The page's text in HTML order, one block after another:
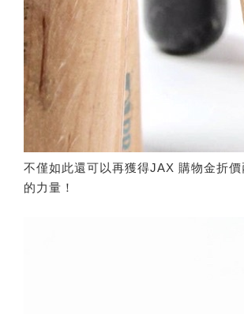
不僅如此還可以再獲得JAX 購物金折
的力量！